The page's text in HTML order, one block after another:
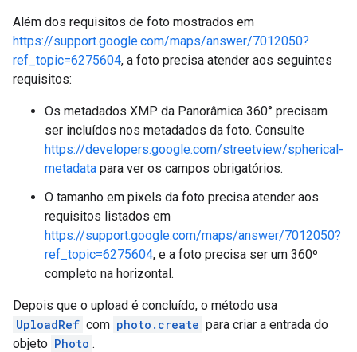
Além dos requisitos de foto mostrados em
https://support.google.com/maps/answer/7012050?
ref_topic=6275604, a foto precisa atender aos seguintes
requisitos:
Os metadados XMP da Panorâmica 360° precisam
ser incluídos nos metadados da foto. Consulte
https://developers.google.com/streetview/spherical-
metadata para ver os campos obrigatórios.
O tamanho em pixels da foto precisa atender aos
requisitos listados em
https://support.google.com/maps/answer/7012050?
ref_topic=6275604, e a foto precisa ser um 360º
completo na horizontal.
Depois que o upload é concluído, o método usa
UploadRef com photo.create para criar a entrada do
objeto Photo .